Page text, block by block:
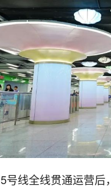
号线全线贯通运营后